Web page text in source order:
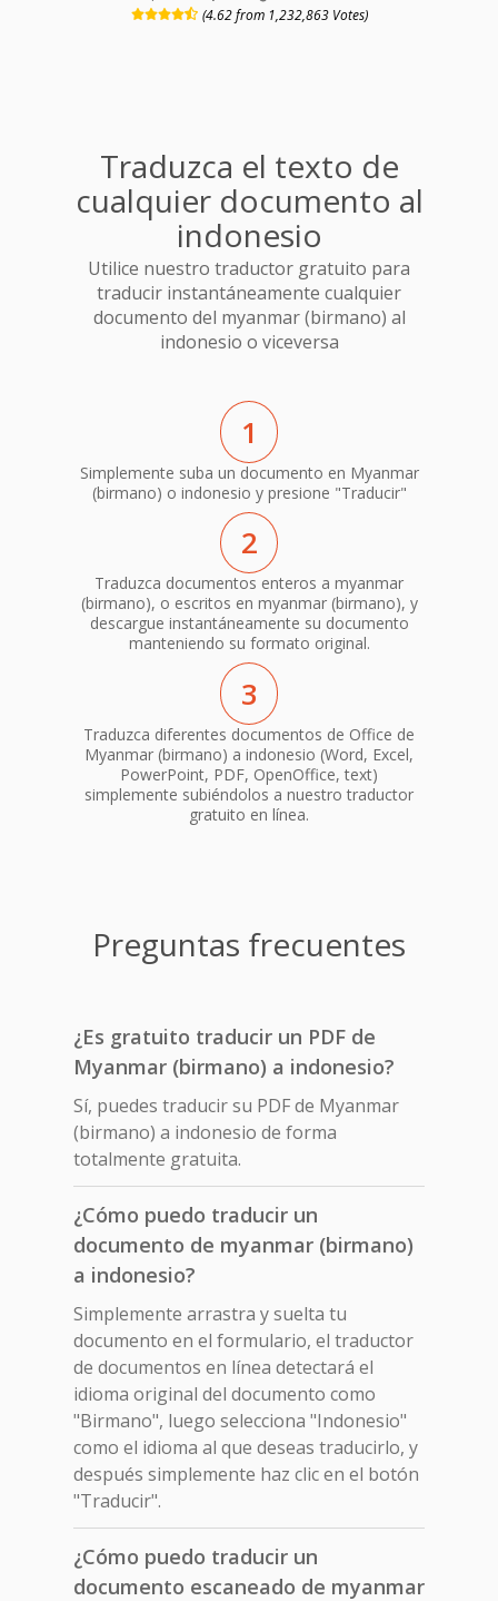
(4.62 from 1,232,863 Votes)
Traduzca el texto de
cualquier documento al
indonesio
Utilice nuestro traductor gratuito para
traducir instantáneamente cualquier
documento del myanmar (birmano) al
indonesio o viceversa
1
Simplemente suba un documento en Myanmar
(birmano) o indonesio y presione "Traducir"
2
Traduzca documentos enteros a myanmar
(birmano), o escritos en myanmar (birmano), y
descargue instantáneamente su documento
manteniendo su formato original.
3
Traduzca diferentes documentos de Office de
Myanmar (birmano) a indonesio (Word, Excel,
PowerPoint, PDF, OpenOffice, text)
simplemente subiéndolos a nuestro traductor
gratuito en línea.
Preguntas frecuentes
¿Es gratuito traducir un PDF de
Myanmar (birmano) a indonesio?
Sí, puedes traducir su PDF de Myanmar
(birmano) a indonesio de forma
totalmente gratuita.
¿Cómo puedo traducir un
documento de myanmar (birmano)
a indonesio?
Simplemente arrastra y suelta tu
documento en el formulario, el traductor
de documentos en línea detectará el
idioma original del documento como
"Birmano", luego selecciona "Indonesio"
como el idioma al que deseas traducirlo, y
después simplemente haz clic en el botón
"Traducir".
¿Cómo puedo traducir un
documento escaneado de myanmar